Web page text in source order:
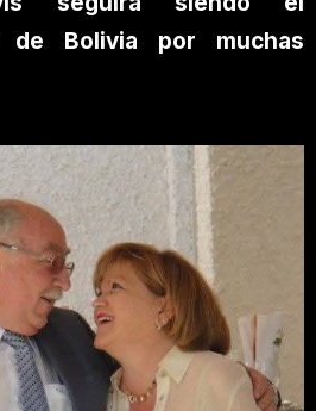
de Bolivia por muchas